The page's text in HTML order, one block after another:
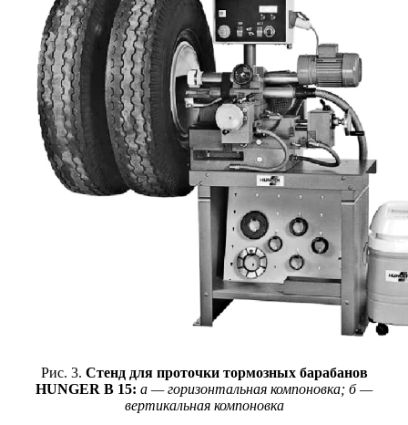
Рис. 3. Стенд для проточки тормозных барабанов
HUNGER B 15: а — горизонтальная компоновка; б —
вертикальная компоновка